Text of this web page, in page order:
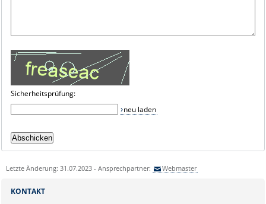
Sicherheitsprüfung:
neu laden
Letzte Änderung: 31.07.2023 - Ansprechpartner: Webmaster
KONTAKT